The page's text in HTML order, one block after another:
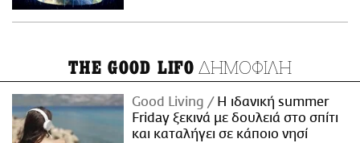
THE GOOD LIFO ΔΗΜΟΦΙΛΗ
Good Living
Η ιδανική summer
Friday ξεκινά με δουλειά στο σπίτι
και καταλήγει σε κάποιο νησί